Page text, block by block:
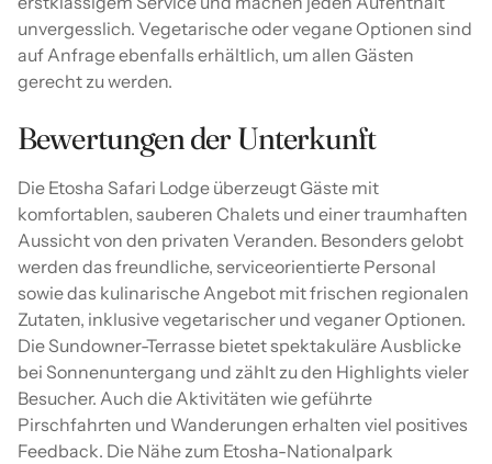
unvergesslich. Vegetarische oder vegane Optionen sind
auf Anfrage ebenfalls erhältlich, um allen Gästen
gerecht zu werden.
Bewertungen der Unterkunft
Die Etosha Safari Lodge überzeugt Gäste mit
komfortablen, sauberen Chalets und einer traumhaften
Aussicht von den privaten Veranden. Besonders gelobt
werden das freundliche, serviceorientierte Personal
sowie das kulinarische Angebot mit frischen regionalen
Zutaten, inklusive vegetarischer und veganer Optionen.
Die Sundowner-Terrasse bietet spektakuläre Ausblicke
bei Sonnenuntergang und zählt zu den Highlights vieler
Besucher. Auch die Aktivitäten wie geführte
Pirschfahrten und Wanderungen erhalten viel positives
Feedback. Die Nähe zum Etosha-Nationalpark